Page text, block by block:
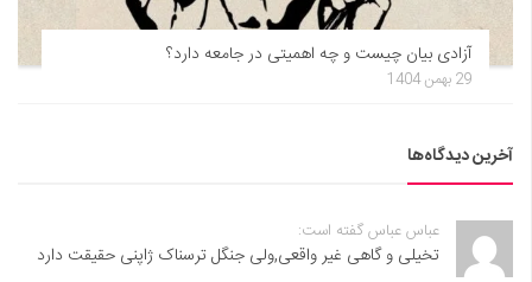
آزادی بیان چیست و چه اهمیتی در جامعه دارد؟
29 بهمن 1404
آخرین دیدگاه‌ها
عباس عباس گفته است:
تخیلی و گاهی غیر واقعی,ولی جنگل ترسناک ژاپنی حقیقت دارد